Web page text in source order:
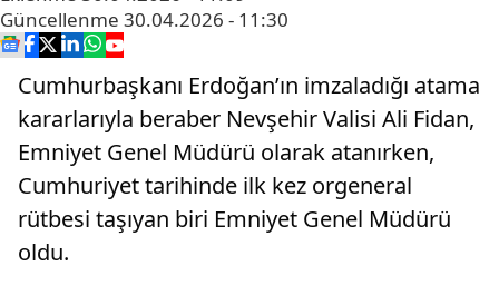
Güncellenme 30.04.2026 - 11:30
Cumhurbaşkanı Erdoğan’ın imzaladığı atama
kararlarıyla beraber Nevşehir Valisi Ali Fidan,
Emniyet Genel Müdürü olarak atanırken,
Cumhuriyet tarihinde ilk kez orgeneral
rütbesi taşıyan biri Emniyet Genel Müdürü
oldu.